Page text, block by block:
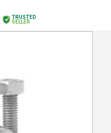
TRUSTED
SELLER